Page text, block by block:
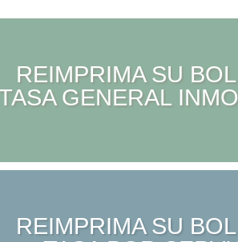
REIMPRIMA SU
GENERAL
REIMPRIMA SU